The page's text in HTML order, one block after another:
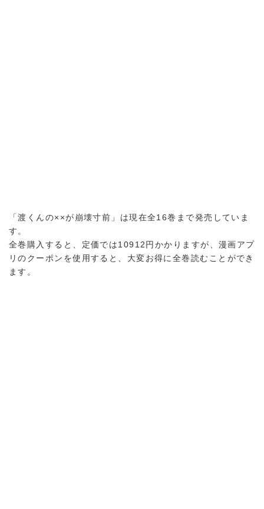
「渡くんの××が崩壊寸前」は現在全16巻まで発売していま
す。
全巻購入すると、定価では10912円かかりますが、漫画アプ
リのクーポンを使用すると、大変お得に全巻読むことができ
ます。